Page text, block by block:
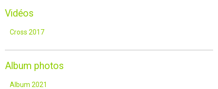
Vidéos
Cross 2017
Album photos
Album 2021